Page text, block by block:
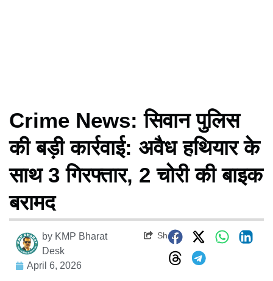
Crime News: सिवान पुलिस
की बड़ी कार्रवाई: अवैध हथियार के
साथ 3 गिरफ्तार, 2 चोरी की बाइक
बरामद
by KMP Bharat
Desk
April 6, 2026
Share